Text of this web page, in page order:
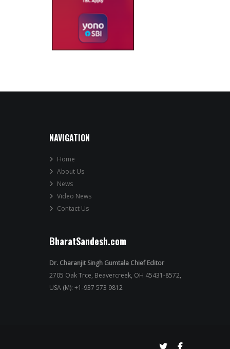
NAVIGATION
Home
About Us
News
Video News
Contact Us
BharatSandesh.com
Dr. Charanjit Singh Gumtala Chief Editor
2705 Oak Trce, Beavercreek, OH 45431-8572,
USA (M): +1-937 573 9812